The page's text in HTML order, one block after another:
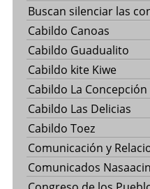
Buscan silenciar las
Cabildo Canoas
Cabildo Guadualito
Cabildo kite Kiwe
Cabildo La Concepción
Cabildo Las Delicias
Cabildo Toez
Comunicación y
Comunicados Nasaacin